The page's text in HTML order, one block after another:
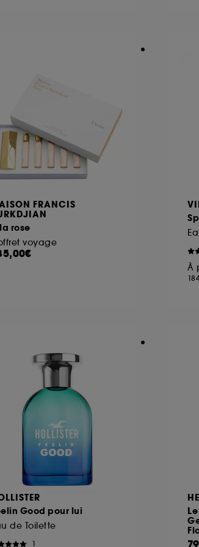
FRANCIS
rose
voyage
À
Good pour lui
de Toilette
1
et la lecture de ces traceurs requiert
mes choix" ci-dessous ou
Cookies, pour les finalités acceptées,
refuser tous les cookies, cliques sur
obtenir plus d'information sur les